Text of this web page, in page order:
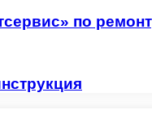
по